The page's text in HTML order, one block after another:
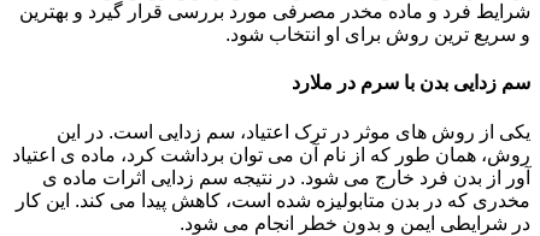
شرایط فرد و ماده مخدر مصرفی مورد بررسی قرار گیرد و بهترین
و سریع ترین روش برای او انتخاب شود.
سم زدایی بدن با سرم در ملارد
یکی از روش های موثر در ترک اعتیاد، سم زدایی است. در این
روش، همان طور که از نام آن می توان برداشت کرد، ماده ی اعتیاد
آور از بدن فرد خارج می شود. در نتیجه سم زدایی اثرات ماده ی
مخدری که در بدن متابولیزه شده است، کاهش پیدا می کند. این کار
در شرایطی ایمن و بدون خطر انجام می شود.